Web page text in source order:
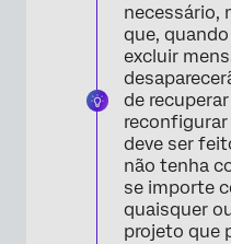
necessário,
que,
excluir
de
deve ser
não tenha
se importe
quaisquer
projeto que